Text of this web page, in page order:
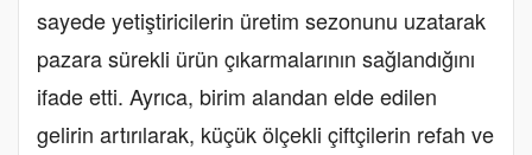
sayede yetiştiricilerin üretim sezonunu uzatarak
pazara sürekli ürün çıkarmalarının sağlandığını
ifade etti. Ayrıca, birim alandan elde edilen
gelirin artırılarak, küçük ölçekli çiftçilerin refah ve